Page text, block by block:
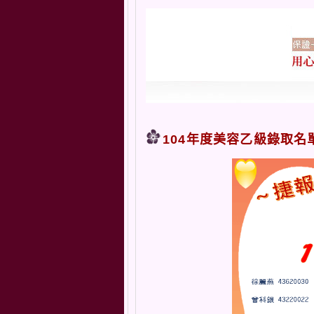
104年度美容乙級錄取名